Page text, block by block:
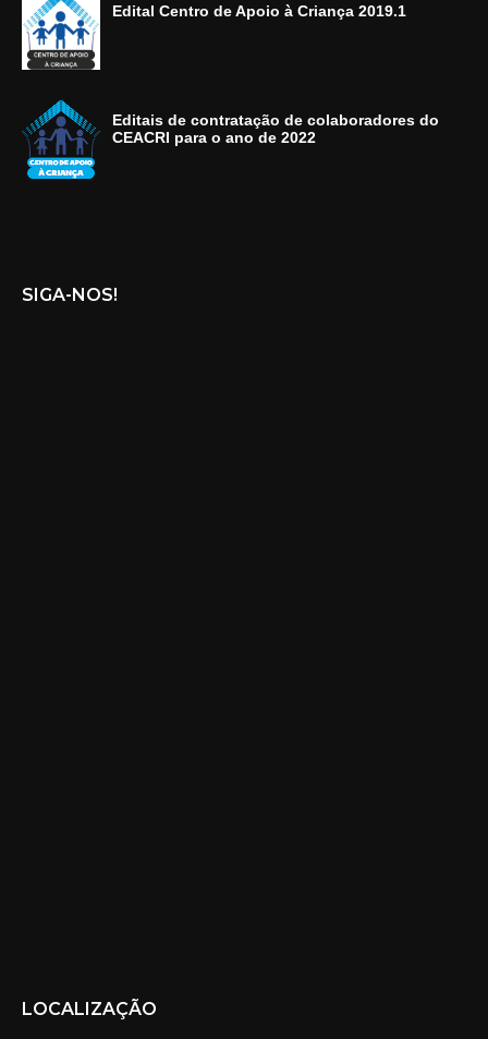
Edital Centro de Apoio à Criança 2019.1
Editais de contratação de colaboradores do
CEACRI para o ano de 2022
SIGA-NOS!
LOCALIZAÇÃO